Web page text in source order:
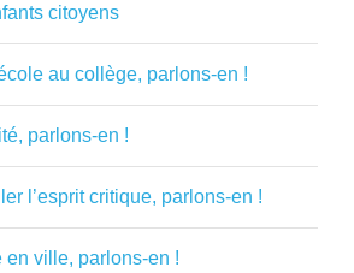
citoyens
au collège, parlons-en !
parlons-en !
l’esprit critique, parlons-en !
en ville, parlons-en !